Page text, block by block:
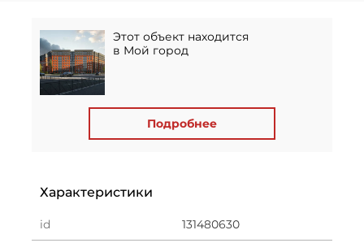
Этот объект находится
в Мой город
Подробнее
Характеристики
id 131480630